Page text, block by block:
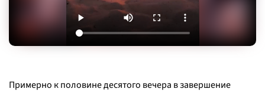
Примерно к половине десятого вечера в завершение